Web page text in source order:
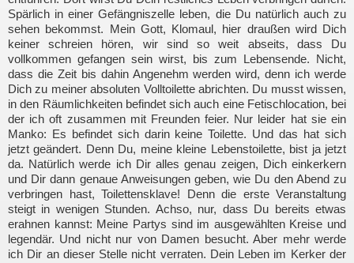
Spärlich in einer Gefängniszelle leben, die Du natürlich auch zu
sehen bekommst. Mein Gott, Klomaul, hier draußen wird Dich
keiner schreien hören, wir sind so weit abseits, dass Du
vollkommen gefangen sein wirst, bis zum Lebensende. Nicht,
dass die Zeit bis dahin Angenehm werden wird, denn ich werde
Dich zu meiner absoluten Volltoilette abrichten. Du musst wissen,
in den Räumlichkeiten befindet sich auch eine Fetischlocation, bei
der ich oft zusammen mit Freunden feier. Nur leider hat sie ein
Manko: Es befindet sich darin keine Toilette. Und das hat sich
jetzt geändert. Denn Du, meine kleine Lebenstoilette, bist ja jetzt
da. Natürlich werde ich Dir alles genau zeigen, Dich einkerkern
und Dir dann genaue Anweisungen geben, wie Du den Abend zu
verbringen hast, Toilettensklave! Denn die erste Veranstaltung
steigt in wenigen Stunden. Achso, nur, dass Du bereits etwas
erahnen kannst: Meine Partys sind im ausgewählten Kreise und
legendär. Und nicht nur von Damen besucht. Aber mehr werde
ich Dir an dieser Stelle nicht verraten. Dein Leben im Kerker der